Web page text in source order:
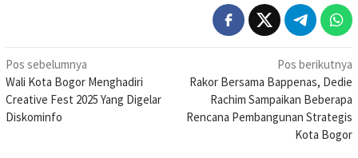
Navigasi
pos
Pos sebelumnya
Wali Kota Bogor Menghadiri
Creative Fest 2025 Yang Digelar
Diskominfo
Pos berikutnya
Rakor Bersama Bappenas, Dedie
Rachim Sampaikan Beberapa
Rencana Pembangunan Strategis
Kota Bogor